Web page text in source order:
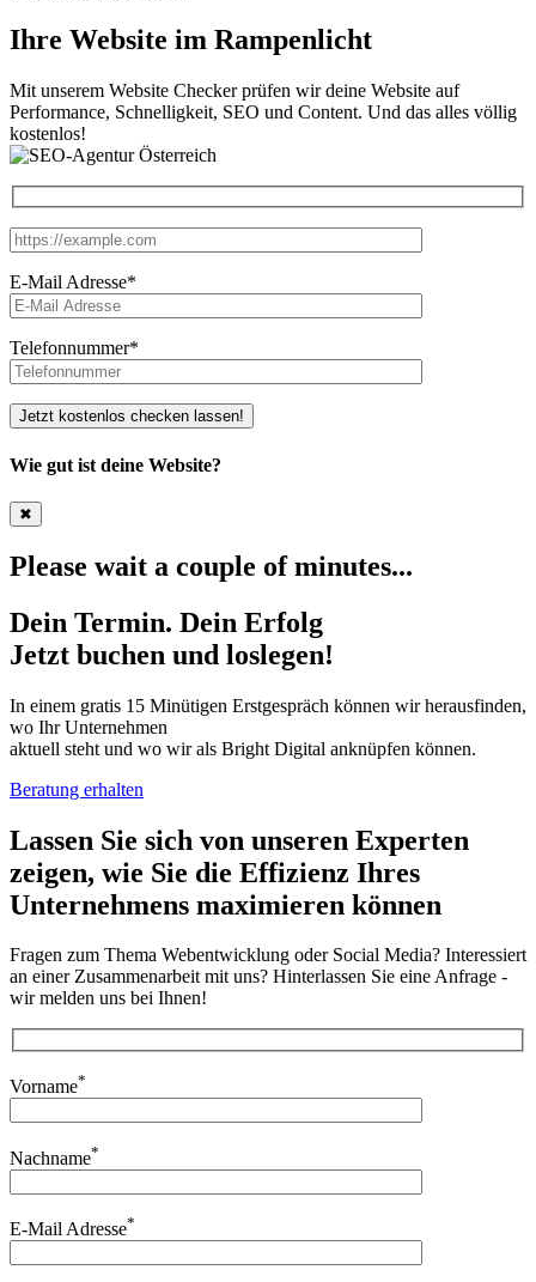
Ihre Website im Rampenlicht
Mit unserem Website Checker prüfen wir deine Website auf
Performance, Schnelligkeit, SEO und Content. Und das alles völlig
kostenlos!
E-Mail Adresse*
Telefonnummer*
Jetzt kostenlos checken lassen!
Wie gut ist deine Website?
✖
Please wait a couple of minutes...
Dein Termin. Dein Erfolg
Jetzt buchen und loslegen!
In einem gratis 15 Minütigen Erstgespräch können wir herausfinden,
wo Ihr Unternehmen
aktuell steht und wo wir als Bright Digital anknüpfen können.
Beratung erhalten
Lassen Sie sich von unseren Experten
zeigen, wie Sie die Effizienz Ihres
Unternehmens maximieren können
Fragen zum Thema Webentwicklung oder Social Media? Interessiert
an einer Zusammenarbeit mit uns? Hinterlassen Sie eine Anfrage -
wir melden uns bei Ihnen!
Vorname*
Nachname*
E-Mail Adresse*